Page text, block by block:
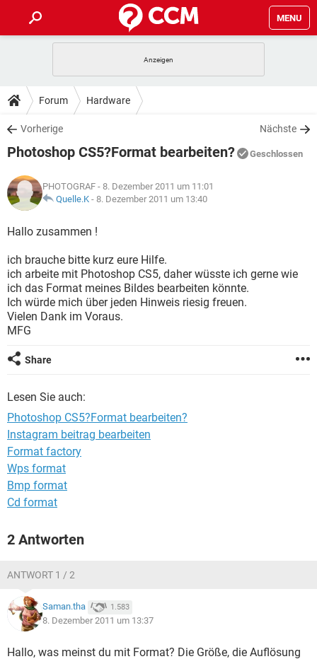
MENU
ANDROID
WINDOWS 10
WHATSAPP TIKTOK
FACEBOOK
TIPPS & TRICKS
SPIELE
WHATSAPP TIKTOK
FACEBOOK
DOWNLOADS
SPIELE STREAMING
ANDROID
WINDOWS 10 INSTAGRAM
WHATSAPP
SPIELE STREAMING
ANDROID
WINDOWS 10
WHATSAPP
FACEBOOK HARDWARE
LEXIKON
SPIELE
WINDOWS 10 INSTAGRAM
WHATSAPP TIKTOK
FACEBOOK
Forum Hardware
Vorherige Nächste
Photoshop CS5?Format bearbeiten? Geschlossen
PHOTOGRAF - 8. Dezember 2011 um 11:01
Quelle.K - 8. Dezember 2011 um 13:40
Hallo zusammen !
ich brauche bitte kurz eure Hilfe.
ich arbeite mit Photoshop CS5, daher wüsste ich gerne wie
ich das Format meines Bildes bearbeiten könnte.
Ich würde mich über jeden Hinweis riesig freuen.
Vielen Dank im Voraus.
MFG
Share
Lesen Sie auch:
Photoshop CS5?Format bearbeiten?
Instagram beitrag bearbeiten
Format factory
Wps format
Bmp format
Cd format
2 Antworten
ANTWORT 1 / 2
Saman.tha 1.583
8. Dezember 2011 um 13:37
Hallo, was meinst du mit Format? Die Größe, die Auflösung